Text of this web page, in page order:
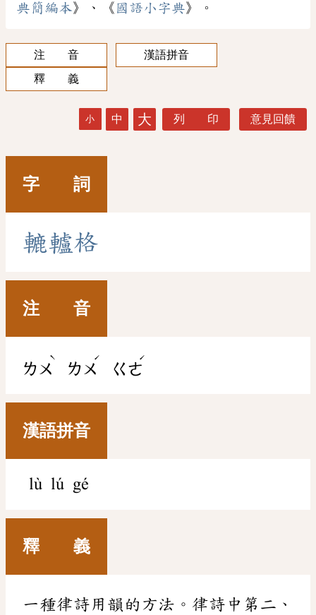
典簡編本》、《 國語小字典》。
注 音
漢語拼音
釋 義
小 中 大 列 印 意見回饋
字 詞
轆轤格
注 音
ㄌㄨ
ˋ
ㄌㄨ
ˊ
ㄍㄜ
ˊ
漢語拼音
lù lú gé
釋 義
一種律詩用韻的方法。律詩中第二、